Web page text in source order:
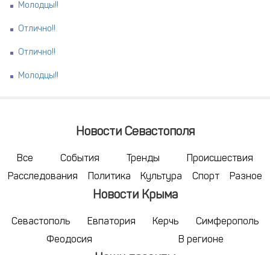
Молодцы!!
Отлично!!
Отлично!!
Молодцы!!
Новости Севастополя
Все События Тренды
Происшествия
Расследования
Политика Культура Спорт Разное
Новости Крыма
Севастополь Евпатория Керчь
Симферополь
Феодосия
В регионе